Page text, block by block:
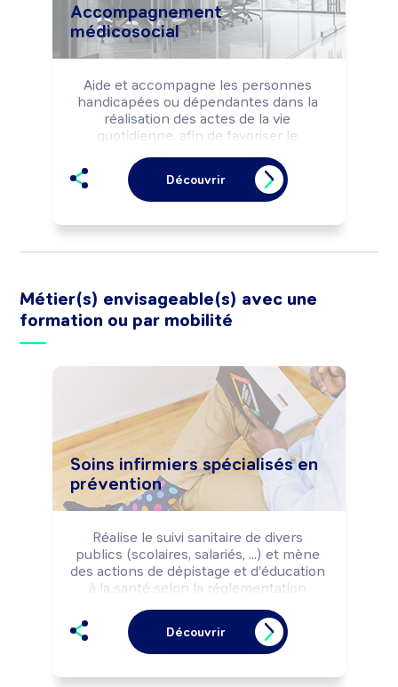
Accompagnement
médicosocial
Aide et accompagne les personnes
handicapées ou dépendantes dans la
réalisation des actes de la vie
quotidienne, afin de favoriser le
Peut enseigner les techniques de
locomotion aux personnes malvoyantes
Découvrir
Métier(s) envisageable(s) avec une
formation ou par mobilité
Soins infirmiers spécialisés en
prévention
Réalise le suivi sanitaire de divers
publics (scolaires, salariés, ...) et mène
des actions de dépistage et d'éducation
à la santé selon la réglementation
Découvrir